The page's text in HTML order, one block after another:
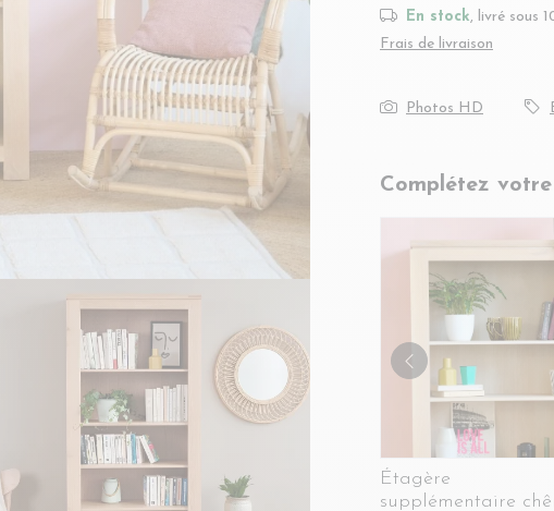
En stock, livré sous
Frais de livraison
Photos HD
Complétez
Étagère
supplémentaire